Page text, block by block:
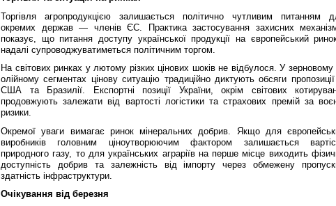
Торгівля агропродукцією залишається політично чутливим питанням
окремих держав — членів ЄС. Практика застосування захисних
показує, що питання доступу української продукції на європейський
надалі супроводжуватиметься політичним торгом.
На світових ринках у лютому різких цінових шоків не відбулося. У зерновому
олійному сегментах цінову ситуацію традиційно диктують обсяги пропозиції
США та Бразилії. Експортні позиції України, окрім світових
продовжують залежати від вартості логістики та страхових премій за
ризики.
Окремої уваги вимагає ринок мінеральних добрив. Якщо для
виробників головним ціноутворюючим фактором залишається
природного газу, то для українських аграріїв на перше місце виходить
доступність добрив та залежність від імпорту через обмежену
здатність інфраструктури.
Очікування від березня